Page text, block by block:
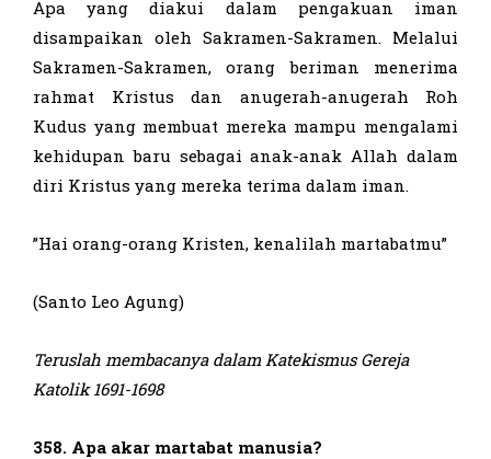
Apa yang diakui dalam pengakuan iman
disampaikan oleh Sakramen-Sakramen. Melalui
Sakramen-Sakramen, orang beriman menerima
rahmat Kristus dan anugerah-anugerah Roh
Kudus yang membuat mereka mampu mengalami
kehidupan baru sebagai anak-anak Allah dalam
diri Kristus yang mereka terima dalam iman.
”Hai orang-orang Kristen, kenalilah martabatmu”
(Santo Leo Agung)
Teruslah membacanya dalam Katekismus Gereja
Katolik 1691-1698
358. Apa akar martabat manusia?